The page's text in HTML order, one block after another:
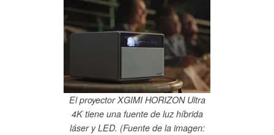
El proyector XGIMI HORIZON Ultra
4K tiene una fuente de luz híbrida
láser y LED. (Fuente de la imagen: